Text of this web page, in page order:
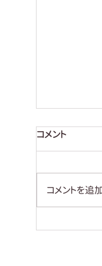
【説明してみ
コメント
コメントを追